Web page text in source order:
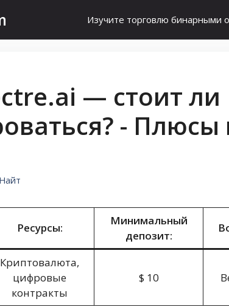
Изучите торговлю бинарными
— стоит ли
- Плюсы
Ресурсы:
Минимальный
депозит:
Криптовалюта,
цифровые
контракты
$ 10